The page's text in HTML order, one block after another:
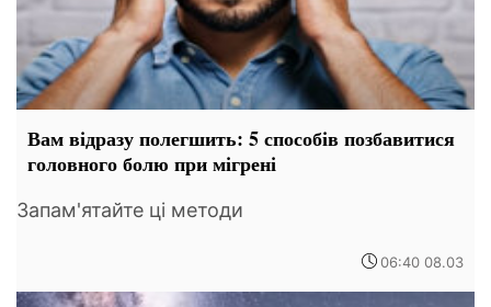
Вам відразу полегшить: 5 способів позбавитися
головного болю при мігрені
Запам'ятайте ці методи
06:40 08.03